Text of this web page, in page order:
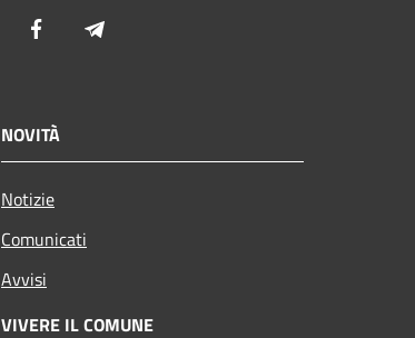
Facebook
NOVITÀ
Notizie
Comunicati
Avvisi
VIVERE IL COMUNE